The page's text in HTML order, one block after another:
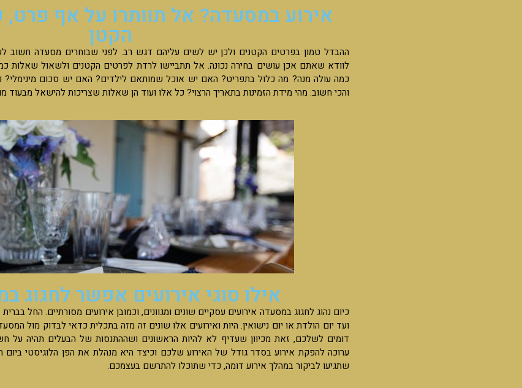
אירוע במסעדה? אל תוותרו על אף
הקטן
ההבדל טמון בפרטים הקטנים ולכן יש לשים עליהם דגש רב. לפני שבוחרים מסעדה חשוב
לוודא שאתם אכן עושים בחירה נכונה. אל תתביישו לרדת לפרטים הקטנים ולשאול שאלות
כמה עולה מנה? מה כלול בתפריט? האם יש אוכל שמותאם לילדים? האם יש סכום
והכי חשוב: מהי מידת הזמינות בתאריך הרצוי? כל אלו ועוד הן שאלות שצריכות להישאל מבעוד
אילו סוגי אירועים אפשר לחגוג
כיום נהוג לחגוג במסעדה אירועים עסקיים שונים ומגוונים, וכמובן אירועים מסורתיים. החל
ועד יום הולדת או יום נישואין. היות ואירועים אלו שונים זה מזה בתכלית כדאי לבדוק מול
דומים לשלכם, זאת מכיוון שעדיף לא להיות הראשונים ושההתנסות של הבעלים תהיה על
ערוכה להפקת אירוע בסדר גודל של האירוע שלכם וכיצד היא מנהלת את הפן הלוגיסטי
שתגיעו לביקור במהלך אירוע דומה, כדי שתוכלו להתרשם בעצמכם.